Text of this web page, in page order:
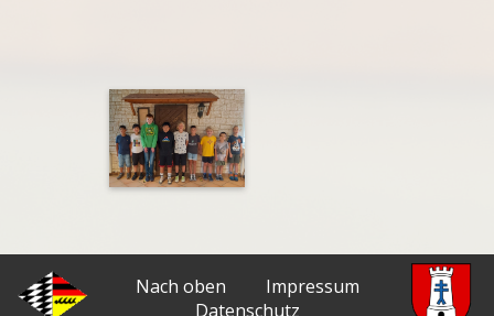
Nach oben
Impressum
Datenschutz